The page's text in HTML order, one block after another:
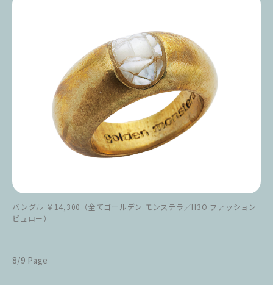
バングル ￥14,300（全てゴールデン モンステラ／H3O ファッション
ビュロー）
8/9 Page